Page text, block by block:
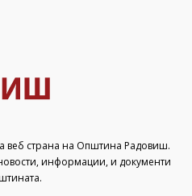
веб страна на Општина Радовиш.
информации, и документи